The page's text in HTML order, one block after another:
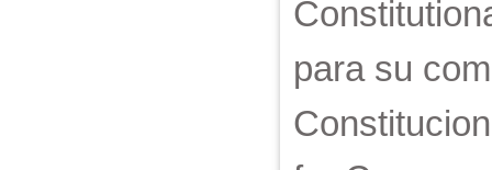
para su